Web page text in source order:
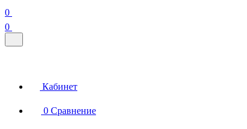
0
0
Кабинет
0 Сравнение